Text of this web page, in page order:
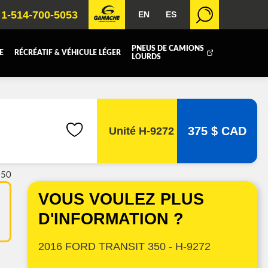
1-514-700-5053 EN ES
(DEF/DPF)
RÉCRÉATIF & VÉHICULE LÉGER
PNEUS DE CAMIONS
LOURDS
Unité H-9272 375 $ CAD
VOUS VOULEZ PLUS
D'INFORMATION ?
2016 FORD TRANSIT 350 - H-9272